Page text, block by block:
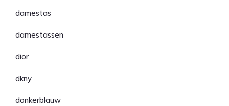
damestas
damestassen
dior
dkny
donkerblauw